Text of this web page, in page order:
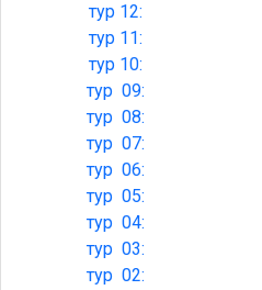
тур 12:
тур 11:
тур 10:
тур 09:
тур 08:
тур 07:
тур 06:
тур 05:
тур 04:
тур 03:
тур 02: